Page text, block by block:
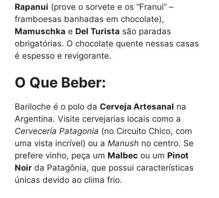
Rapanui (prove o sorvete e os “Franui” –
framboesas banhadas em chocolate),
Mamuschka e Del Turista são paradas
obrigatórias. O chocolate quente nessas casas
é espesso e revigorante.
O Que Beber:
Bariloche é o polo da Cerveja Artesanal na
Argentina. Visite cervejarias locais como a
Cervecería Patagonia (no Circuito Chico, com
uma vista incrível) ou a Manush no centro. Se
prefere vinho, peça um Malbec ou um Pinot
Noir da Patagônia, que possui características
únicas devido ao clima frio.